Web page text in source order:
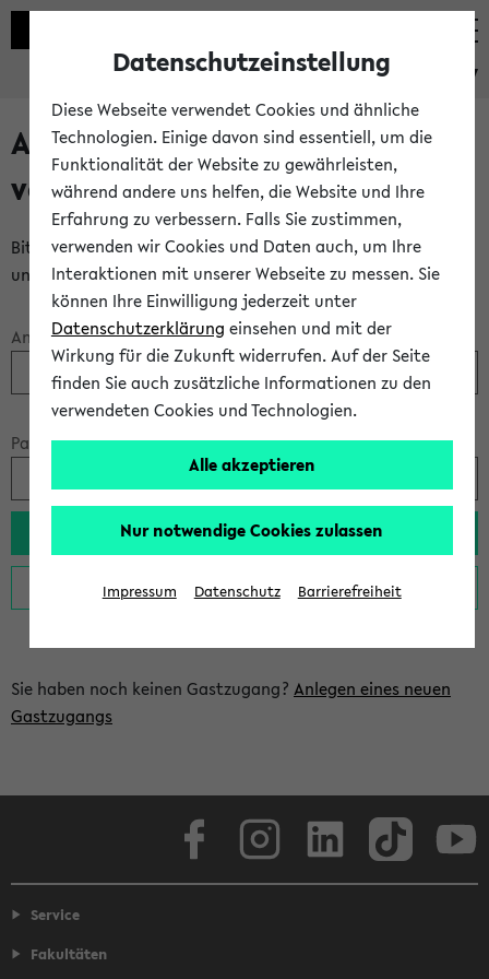
eKVV
Anmeldung über einen
vorhandenen Gastzugang
Bitte melden Sie sich am eKVV mit Ihrem Anmeldenamen
und Ihrem Passwort an:
Anmeldename:
Passwort:
Sie haben noch keinen Gastzugang? Anlegen eines neuen
Gastzugangs
Service
Fakultäten
Datenschutzeinstellung
Diese Webseite verwendet Cookies und ähnliche
Technologien. Einige davon sind essentiell, um die
Funktionalität der Website zu gewährleisten,
während andere uns helfen, die Website und Ihre
Erfahrung zu verbessern. Falls Sie zustimmen,
verwenden wir Cookies und Daten auch, um Ihre
Interaktionen mit unserer Webseite zu messen. Sie
können Ihre Einwilligung jederzeit unter
Datenschutzerklärung einsehen und mit der
Wirkung für die Zukunft widerrufen. Auf der Seite
finden Sie auch zusätzliche Informationen zu den
verwendeten Cookies und Technologien.
Alle akzeptieren
Nur notwendige Cookies zulassen
Impressum Datenschutz Barrierefreiheit